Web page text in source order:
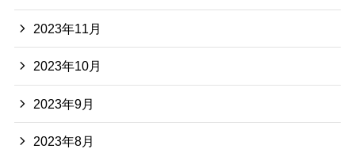
2023年11月
2023年10月
2023年9月
2023年8月